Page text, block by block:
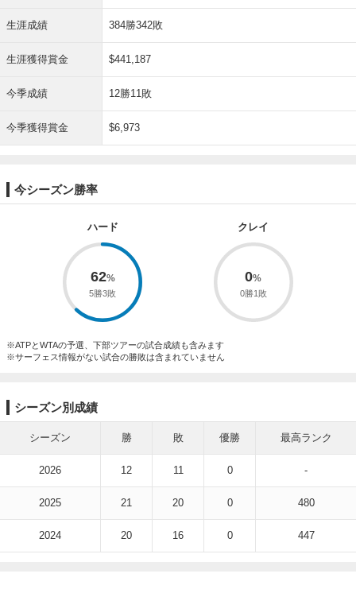
生涯成績 384勝342敗
生涯獲得賞金 $441,187
今季成績 12勝11敗
今季獲得賞金 $6,973
今シーズン勝率
ハード
62
5勝3敗
クレイ
0
0勝1敗
※ATPとWTAの予選、下部ツアーの試合成績も含みます
※サーフェス情報がない試合の勝敗は含まれていません
シーズン別成績
シーズン 勝 敗 優勝 最高ランク
2026 12 11 0 -
2025 21 20 0 480
2024 20 16 0 447